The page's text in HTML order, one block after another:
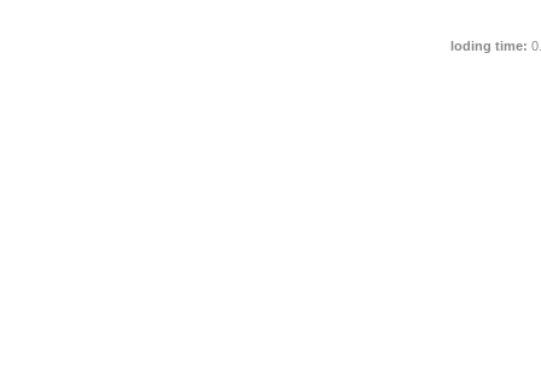
loding time: